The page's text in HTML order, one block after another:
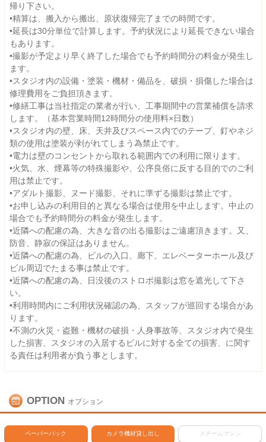
帰り下さい。
•精算は、搬入から搬出、原状復帰完了までの時間です。
•延長は30分単位で計算します。予約状況により延長できない場合
もあります。
•撮影が予定より早く終了した場合でも予約時間分の料金が発生し
ます。
•スタジオ内の設備・塗装・機材・備品を、破損・損傷した場合は
修理費用をご負担頂きます。
•修繕工事は当社指定の業者が行い、工事期間中の営業補償を請求
します。（基本営業時間12時間分の使用料×日数）
•スタジオ内の壁、床、天井及びスペース内でのテープ、釘やネジ
類の使用は塗装が剥がれてしまう為禁止です。
•電力は壁のコンセントから取れる範囲内での利用に限ります。
•火気、水、煙幕等の特殊撮影や、公序良俗に反する目的でのご利
用は禁止です。
•アダルト撮影、ヌード撮影、それに準ずる撮影は禁止です。
•お申し込みの利用目的と異なる場合は使用を中止します。中止の
場合でも予約時間分の料金が発生します。
•近隣への配慮の為、大きな音の出る撮影はご遠慮頂きます。又、
防音、静寂の保証はありません。
•近隣への配慮の為、ビルの入口、廊下、エレベーターホール及び
ビル周辺でたまる事は禁止です。
•近隣への配慮の為、日没後のストロボ撮影は窓を遮光して下さ
い。
•利用時間内にご利用状況確認の為、スタッフが巡回する場合があ
ります。
•不測の火災・盗難・機材の破損・人身事故等、スタジオ内で発生
した損害、スタジオの入居するビルに対する全ての損害、に関す
る責任は利用者が負う事とします。
OPTION オプション
ペーパーバック カメラ機材貸し出し スチームマシン